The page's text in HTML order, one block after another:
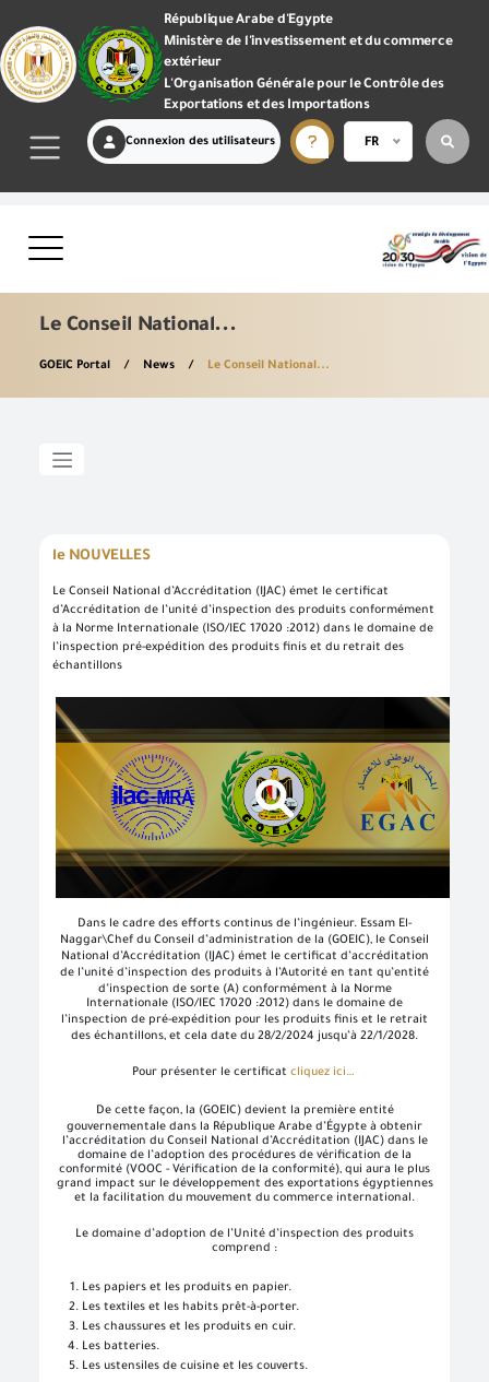
République Arabe d'Egypte
Ministère de l'investissement et du commerce
extérieur
L'Organisation Générale pour le Contrôle des
Exportations et des Importations
Connexion des utilisateurs FR
Le Conseil National...
GOEIC Portal News Le Conseil National...
le NOUVELLES
Le Conseil National d’Accréditation (IJAC) émet le certificat
d’Accréditation de l’unité d’inspection des produits conformément
à la Norme Internationale (ISO/IEC 17020 :2012) dans le domaine de
l’inspection pré-expédition des produits finis et du retrait des
échantillons
Dans le cadre des efforts continus de l’ingénieur. Essam El-
Naggar\Chef du Conseil d’administration de la (GOEIC), le Conseil
National d’Accréditation (IJAC) émet le certificat d’accréditation
de l’unité d’inspection des produits à l’Autorité en tant qu’entité
d’inspection de sorte (A) conformément à la Norme
Internationale (ISO/IEC 17020 :2012) dans le domaine de
l’inspection de pré-expédition pour les produits finis et le retrait
des échantillons, et cela date du 28/2/2024 jusqu’à 22/1/2028.
Pour présenter le certificat cliquez ici…
De cette façon, la (GOEIC) devient la première entité
gouvernementale dans la République Arabe d’Égypte à obtenir
l’accréditation du Conseil National d’Accréditation (IJAC) dans le
domaine de l’adoption des procédures de vérification de la
conformité (VOOC - Vérification de la conformité), qui aura le plus
grand impact sur le développement des exportations égyptiennes
et la facilitation du mouvement du commerce international.
Le domaine d’adoption de l’Unité d’inspection des produits
comprend :
Les papiers et les produits en papier.
Les textiles et les habits prêt-à-porter.
Les chaussures et les produits en cuir.
Les batteries.
Les ustensiles de cuisine et les couverts.